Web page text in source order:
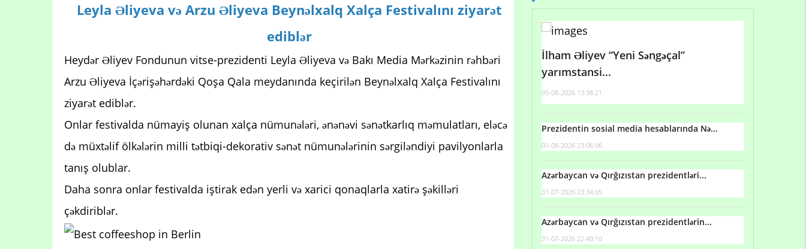
Leyla Əliyeva və Arzu Əliyeva Beynəlxalq Xalça Festivalını ziyarət
ediblər
Heydər Əliyev Fondunun vitse-prezidenti Leyla Əliyeva və Bakı Media Mərkəzinin rəhbəri
Arzu Əliyeva İçərişəhərdəki Qoşa Qala meydanında keçirilən Beynəlxalq Xalça Festivalını
ziyarət ediblər.
Onlar festivalda nümayiş olunan xalça nümunələri, ənənəvi sənətkarlıq məmulatları, eləcə
də müxtəlif ölkələrin milli tətbiqi-dekorativ sənət nümunələrinin sərgiləndiyi pavilyonlarla
tanış olublar.
Daha sonra onlar festivalda iştirak edən yerli və xarici qonaqlarla xatirə şəkilləri
çəkdiriblər.
İlham Əliyev “Yeni Səngəçal”
yarımstansi...
05-08-2026 13:38:21
Prezidentin sosial media hesablarında Nə...
01-08-2026 23:06:06
Azərbaycan və Qırğızıstan prezidentləri...
31-07-2026 23:34:05
Azərbaycan və Qırğızıstan prezidentlərin...
31-07-2026 22:40:10